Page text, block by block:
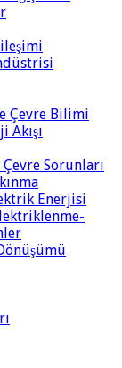
Çevre Bilimi
Akışı
Sorunları
Enerjisi